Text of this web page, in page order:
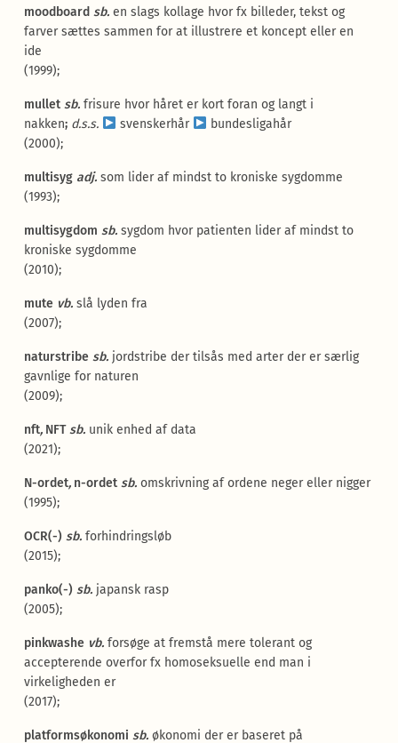
moodboard sb. en slags kollage hvor fx billeder, tekst og
farver sættes sammen for at illustrere et koncept eller en
ide
(1999);
mullet sb. frisure hvor håret er kort foran og langt i
nakken; d.s.s. svenskerhår
bundesligahår
(2000);
multisyg adj. som lider af mindst to kroniske sygdomme
(1993);
multisygdom sb. sygdom hvor patienten lider af mindst to
kroniske sygdomme
(2010);
mute vb. slå lyden fra
(2007);
naturstribe sb. jordstribe der tilsås med arter der er særlig
gavnlige for naturen
(2009);
nft, NFT sb. unik enhed af data
(2021);
N-ordet, n-ordet sb. omskrivning af ordene neger eller nigger
(1995);
OCR(-) sb. forhindringsløb
(2015);
panko(-) sb. japansk rasp
(2005);
pinkwashe vb. forsøge at fremstå mere tolerant og
accepterende overfor fx homoseksuelle end man i
virkeligheden er
(2017);
platformsøkonomi sb. økonomi der er baseret på